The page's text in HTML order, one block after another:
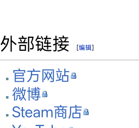
外部链接 [编辑]
官方网站
微博
Steam商店